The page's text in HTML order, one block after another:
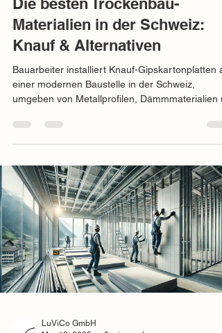
Die besten Trockenbau-
Materialien in der Schweiz:
Knauf & Alternativen
Bauarbeiter installiert Knauf-Gipskartonplatten
einer modernen Baustelle in der Schweiz,
umgeben von Metallprofilen, Dämmmaterialien
LuViCo GmbH